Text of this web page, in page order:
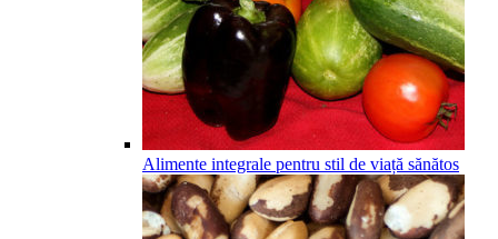
Alimente integrale pentru stil de viață sănătos